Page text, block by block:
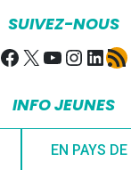
SUIVEZ-NOUS
Facebook
X YouTube
Flux
INFO JEUNES
EN PAYS